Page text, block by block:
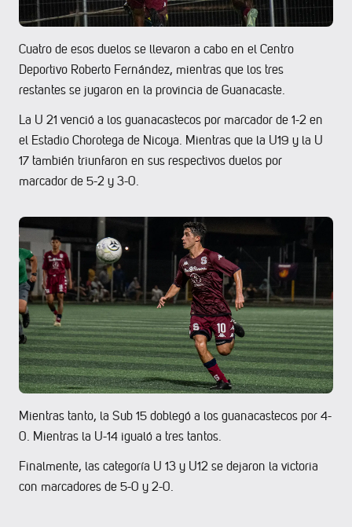
Cuatro de esos duelos se llevaron a cabo en el Centro
Deportivo Roberto Fernández, mientras que los tres
restantes se jugaron en la provincia de Guanacaste.
La U 21 venció a los guanacastecos por marcador de 1-2 en
el Estadio Chorotega de Nicoya. Mientras que la U19 y la U
17 también triunfaron en sus respectivos duelos por
marcador de 5-2 y 3-0.
Mientras tanto, la Sub 15 doblegó a los guanacastecos por 4-
0. Mientras la U-14 igualó a tres tantos.
Finalmente, las categoría U 13 y U12 se dejaron la victoria
con marcadores de 5-0 y 2-0.